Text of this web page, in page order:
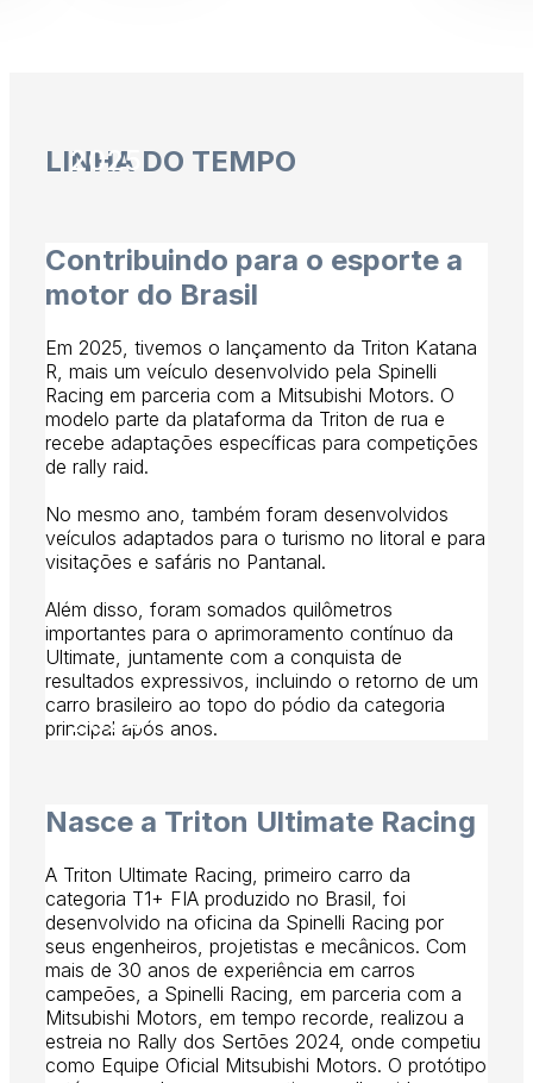
LINHA DO TEMPO
2025
Contribuindo para o esporte a
motor do Brasil
Em 2025, tivemos o lançamento da Triton Katana
R, mais um veículo desenvolvido pela Spinelli
Racing em parceria com a Mitsubishi Motors. O
modelo parte da plataforma da Triton de rua e
recebe adaptações específicas para competições
de rally raid.
No mesmo ano, também foram desenvolvidos
veículos adaptados para o turismo no litoral e para
visitações e safáris no Pantanal.
Além disso, foram somados quilômetros
importantes para o aprimoramento contínuo da
Ultimate, juntamente com a conquista de
resultados expressivos, incluindo o retorno de um
carro brasileiro ao topo do pódio da categoria
principal após anos.
2024
Nasce a Triton Ultimate Racing
A Triton Ultimate Racing, primeiro carro da
categoria T1+ FIA produzido no Brasil, foi
desenvolvido na oficina da Spinelli Racing por
seus engenheiros, projetistas e mecânicos. Com
mais de 30 anos de experiência em carros
campeões, a Spinelli Racing, em parceria com a
Mitsubishi Motors, em tempo recorde, realizou a
estreia no Rally dos Sertões 2024, onde competiu
como Equipe Oficial Mitsubishi Motors. O protótipo